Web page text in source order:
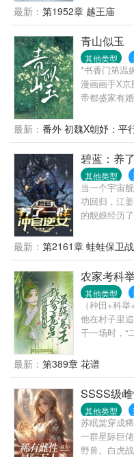
高贵的餍族
咣咣撞大墙
血丹：“……”
人！
人冷眼；成
最新： 第1952章 越王庙
青山似玉
其他类型
*书香门第温
漫画画手X
帝都盛家有
得一副好皮
家人上门提
叔，盛炀怎么
提亲，他本
刻，一字一
晚风钻进耳
是……”“一直
后来却发生
得不行，再
次。次数多
上，房门被
案了！初霜
淡禁欲的盛
最新： 番外 初魏X朝妤：平
碧蓝：养
其他类型
当一个宇宙
功回归，江
的舰娘经历
是江姜，在
插，常常被
间扭曲卷入
船，与塞壬
欢用科技碾
最新： 第2161章 蛙蛙保卫战
农家考科
其他类型
（种田+科
他在村子里
干一场时，“
时，“二狗子
他终于考上
当上首辅啦
科举文男主
救命这是女
最新： 第389章 花谱
SSSS级
其他类型
苏眠棠穿成
一群星际巨
野兽。白虎